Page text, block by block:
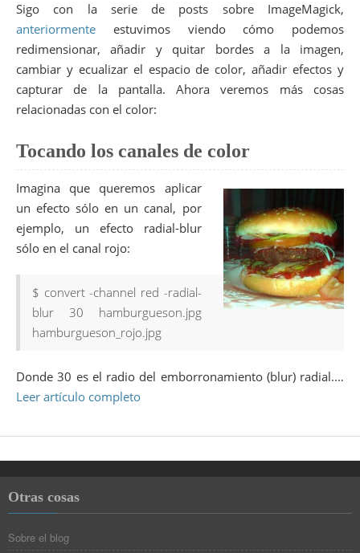
Sigo con la serie de posts sobre ImageMagick,
anteriormente estuvimos viendo cómo podemos
redimensionar, añadir y quitar bordes a la imagen,
cambiar y ecualizar el espacio de color, añadir efectos y
capturar de la pantalla. Ahora veremos más cosas
relacionadas con el color:
Tocando los canales de color
Imagina que queremos aplicar
un efecto sólo en un canal, por
ejemplo, un efecto radial-blur
sólo en el canal rojo:
$ convert -channel red -radial-
blur 30 hamburgueson.jpg
hamburgueson_rojo.jpg
Donde 30 es el radio del emborronamiento (blur) radial.…
Leer artículo completo
Otras cosas
Sobre el blog